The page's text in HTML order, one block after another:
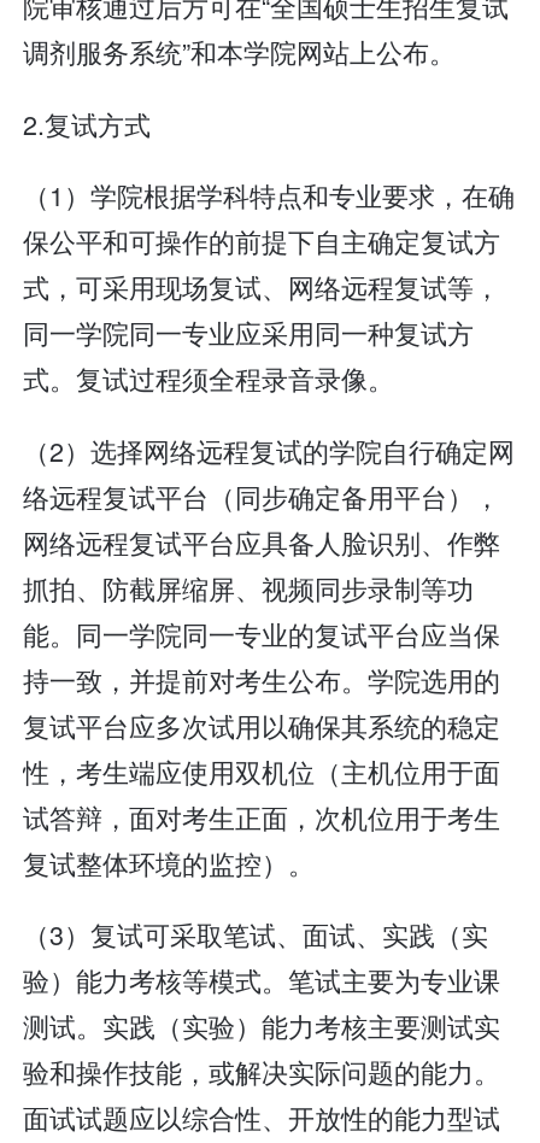
调剂服务系统”和本学院网站上公布。
2.复试方式
（1）学院根据学科特点和专业要求，在确
保公平和可操作的前提下自主确定复试方
式，可采用现场复试、网络远程复试等，
同一学院同一专业应采用同一种复试方
式。复试过程须全程录音录像。
（2）选择网络远程复试的学院自行确定网
络远程复试平台（同步确定备用平台），
网络远程复试平台应具备人脸识别、作弊
抓拍、防截屏缩屏、视频同步录制等功
能。同一学院同一专业的复试平台应当保
持一致，并提前对考生公布。学院选用的
复试平台应多次试用以确保其系统的稳定
性，考生端应使用双机位（主机位用于面
试答辩，面对考生正面，次机位用于考生
复试整体环境的监控）。
（3）复试可采取笔试、面试、实践（实
验）能力考核等模式。笔试主要为专业课
测试。实践（实验）能力考核主要测试实
验和操作技能，或解决实际问题的能力。
面试试题应以综合性、开放性的能力型试